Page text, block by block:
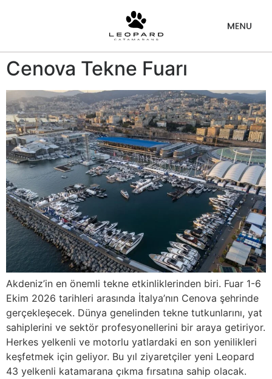
Cenova Tekne Fuarı
Akdeniz’in en önemli tekne etkinliklerinden biri. Fuar 1-6
Ekim 2026 tarihleri arasında İtalya’nın Cenova şehrinde
gerçekleşecek. Dünya genelinden tekne tutkunlarını, yat
sahiplerini ve sektör profesyonellerini bir araya getiriyor.
Herkes yelkenli ve motorlu yatlardaki en son yenilikleri
keşfetmek için geliyor. Bu yıl ziyaretçiler yeni Leopard
43 yelkenli katamarana çıkma fırsatına sahip olacak.